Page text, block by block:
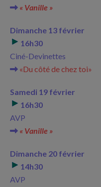
« Vanille »
Dimanche 13 février
16h30
Ciné-Devinettes
«Du côté de chez toi»
Samedi 19 février
16h30
AVP
« Vanille »
Dimanche 20 février
14h30
AVP